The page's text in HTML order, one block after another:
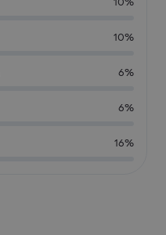
10%
6%
6%
16%